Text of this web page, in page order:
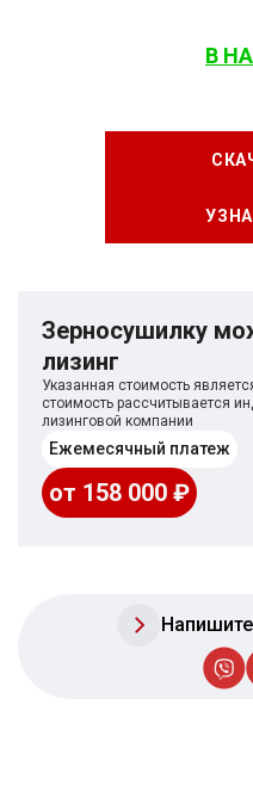
В
зерносушилку можно приобрести в
лизинг
Указанная стоимость
стоимость рассчитывается
лизинговой компании
ежемесячный платеж
от 158 000 ₽